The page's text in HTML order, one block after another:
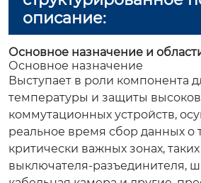
описание:
Основное назначение и
Основное назначение
Выступает в роли компонента
температуры и защиты
коммутационных устройств,
реальное время сбор данных о
критически важных зонах,
выключателя-разъединителя,